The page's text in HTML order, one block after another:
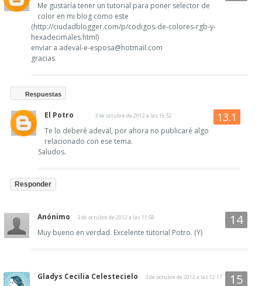
Me gustaría tener un tutorial para poner selector de
color en mi blog como este
(http://ciudadblogger.com/p/codigos-de-colores-rgb-y-
hexadecimales.html)
enviar a adeval-e-esposa@hotmail.com
gracias
Respuestas
El Potro 3 de octubre de 2012 a las 16:52
Te lo deberé adeval, por ahora no publicaré algo
relacionado con ese tema.
Saludos.
Responder
Anónimo 3 de octubre de 2012 a las 11:59
Muy bueno en verdad. Excelente tutorial Potro. (Y)
Gladys Cecilia Celestecielo 3 de octubre de 2012 a las 12:17